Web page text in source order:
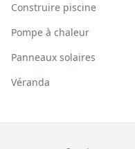
Construire piscine
Pompe à chaleur
Panneaux solaires
Véranda